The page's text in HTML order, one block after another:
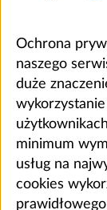
Ochrona
naszego
duże
minimum
usług na
cookies